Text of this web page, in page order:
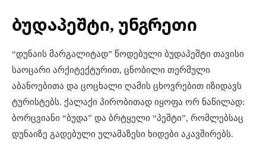
ბუდაპეშტი, უნგრეთი
“დუნაის მარგალიტად” წოდებული ბუდაპეშტი თავისი
საოცარი არქიტექტურით, ცნობილი თერმული
აბანოებითა და ცოცხალი ღამის ცხოვრებით იზიდავს
ტურისტებს. ქალაქი პირობითად იყოფა ორ ნაწილად:
ბორცვიანი “ბუდა” და ბრტყელი “პეშტი”, რომლებსაც
დუნაიზე გადებული ულამაზესი ხიდები აკავშირებს.